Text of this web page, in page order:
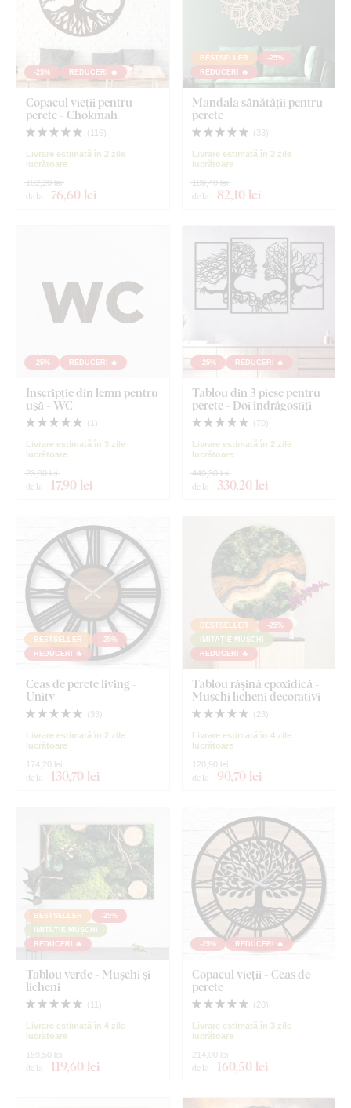
-25% REDUCERI 🔥
Copacul vieții pentru
perete - Chokmah
( 116 )
Livrare estimată în 2 zile
lucrătoare
de la 76,60 lei
102,20 lei
BESTSELLER
-25%
REDUCERI 🔥
Mandala sănătății pentru
perete
( 33)
Livrare estimată în 2 zile
lucrătoare
de la 82,10 lei
109,40 lei
-25% REDUCERI 🔥
Inscripție din lemn pentru
ușă - WC
( )
Livrare estimată în 3 zile
lucrătoare
de la 17,90 lei
23,90 lei
-25% REDUCERI 🔥
Tablou din 3 piese pentru
perete - Doi îndrăgostiți
( 70 )
Livrare estimată în 2 zile
lucrătoare
de la 330,20 lei
440,30 lei
BESTSELLER
-25%
REDUCERI 🔥
Ceas de perete living -
Unity
( 33)
Livrare estimată în 2 zile
lucrătoare
de la 130,70 lei
174,20 lei
BESTSELLER
-25%
IMITAȚIE MUȘCHI
REDUCERI 🔥
Tablou rășină epoxidică -
Mușchi licheni decorativi
( 23)
Livrare estimată în 4 zile
lucrătoare
de la 90,70 lei
120,90 lei
BESTSELLER
-25%
IMITAȚIE MUȘCHI
REDUCERI 🔥
Tablou verde - Mușchi și
licheni
( )
Livrare estimată în 4 zile
lucrătoare
de la 119,60 lei
159,50 lei
-25% REDUCERI 🔥
Copacul vieții - Ceas de
perete
( 20 )
Livrare estimată în 3 zile
lucrătoare
de la 160,50 lei
214,00 lei